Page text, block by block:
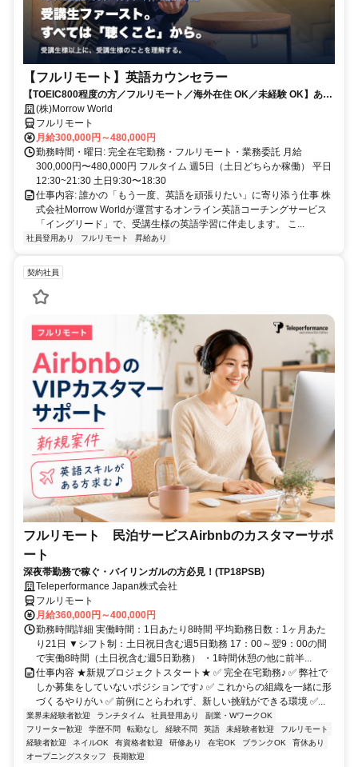
【フルリモート】英語カウンセラー
【TOEIC800程度の方／フルリモート／海外在住 OK／未経験 OK】あな
たが英語学習で経験した失敗も成功も。すべてが、受講生の人生を変え
るお仕事です。
(株)Morrow World
フルリモート
月給300,000円～480,000円
勤務時間・曜日: 完全在宅勤務・フルリモート・業務委託 月給
300,000円〜480,000円 フルタイム 週5日（土日どちらか稼働） 平日
12:30~21:30 土日9:30〜18:30
仕事内容: 誰かの「もう一度、英語を頑張りたい」に寄り添う仕事 株
式会社Morrow Worldが運営するオンライン英語コーチングサービス
「イングリード」で、受講生様の英語学習に伴走します。 こ...
社員登用あり フルリモート 昇給あり
契約社員
フルリモート 民泊サービスAirbnbのカスタマーサポ
ート
深夜帯勤務で稼ぐ・バイリンガルの方必見！(TP18PSB)
Teleperformance Japan株式会社
フルリモート
月給360,000円～400,000円
勤務時間詳細 実働時間：1日あたり8時間 平均勤務日数：1ヶ月あた
り21日 ▼シフト制：土日祝日含む週5日勤務 17：00～翌9：00の間
で実働8時間（土日祝含む週5日勤務） ・1時間休憩の他に前半...
仕事内容 ★新規プロジェクトスタート★ ✅ 完全在宅勤務♪ ✅ 弊社で
しか募集をしていないポジションです♪ ✅ これからの組織を一緒に形
づくるやりがい ✅ 前例にとらわれず、新しい挑戦ができる環境 ✅...
業界未経験者歓迎 ランチタイム 社員登用あり
副業・WワークOK
フリーター歓迎
学歴不問 転勤なし 経験不問 英語 未経験者歓迎
フルリモート
経験者歓迎
ネイルOK 有資格者歓迎 研修あり 在宅OK ブランクOK
育休あり
オープニングスタッフ
長期歓迎